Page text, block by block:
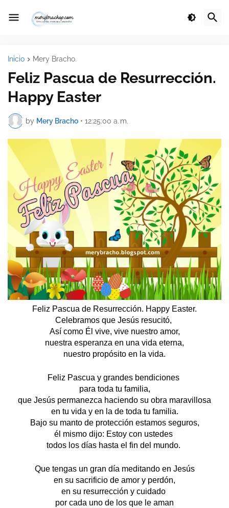
Inicio Mery Bracho.
Feliz Pascua de Resurrección.
Happy Easter
by Mery Bracho • 12:25:00 a. m.
Feliz Pascua de Resurrección. Happy Easter.
Celebramos que Jesús resucitó,
Así como Él vive, vive nuestro amor,
nuestra esperanza en una vida eterna,
nuestro propósito en la vida.
Feliz Pascua y grandes bendiciones
para toda tu familia,
que Jesús permanezca haciendo su obra maravillosa
en tu vida y en la de toda tu familia.
Bajo su manto de protección estamos seguros,
él mismo dijo: Estoy con ustedes
todos los días hasta el fin del mundo.
Que tengas un gran día meditando en Jesús
en su sacrificio de amor y perdón,
en su resurrección y cuidado
por cada uno de los que le aman